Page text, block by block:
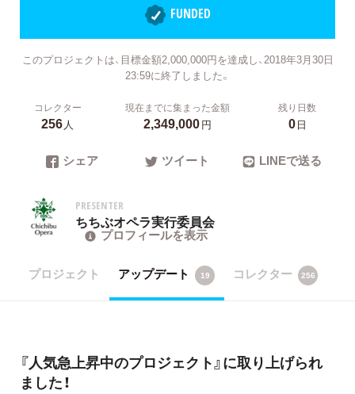
FUNDED
このプロジェクトは、目標金額2,000,000円を達成し、2018年3月30日
23:59に終了しました。
コレクター
256人
現在までに集まった金額
2,349,000円
残り日数
0日
シェア ツイート LINEで送る
PRESENTER
ちちぶオペラ実行委員会
プロフィールを表示
プロジェクト アップデート 19 コレクター 256
​『人気急上昇中のプロジェクト』に取り上げられ
ました！